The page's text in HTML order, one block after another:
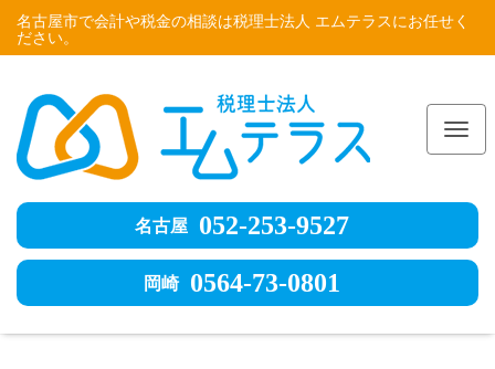
名古屋市で会計や税金の相談は税理士法人 エムテラスにお任せく
ださい。
名古屋 052-253-9527
岡崎 0564-73-0801